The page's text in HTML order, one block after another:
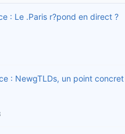
: Le .Paris r?pond en direct ?
: NewgTLDs, un point concret